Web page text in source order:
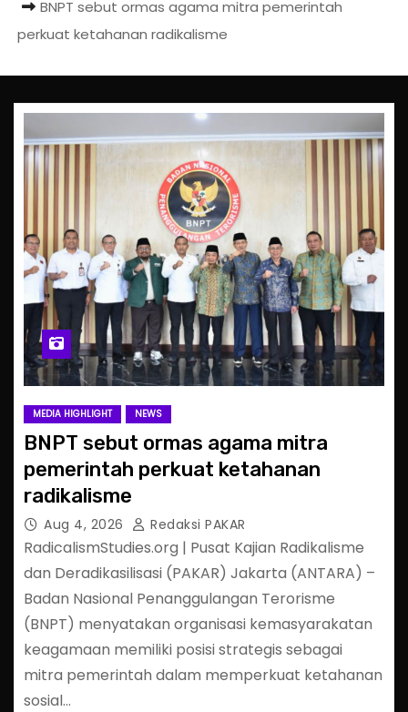
BNPT sebut ormas agama mitra pemerintah
perkuat ketahanan radikalisme
MEDIA HIGHLIGHT NEWS
BNPT sebut ormas agama mitra
pemerintah perkuat ketahanan
radikalisme
Aug 4, 2026 Redaksi PAKAR
RadicalismStudies.org | Pusat Kajian Radikalisme
dan Deradikasilisasi (PAKAR) Jakarta (ANTARA) –
Badan Nasional Penanggulangan Terorisme
(BNPT) menyatakan organisasi kemasyarakatan
keagamaan memiliki posisi strategis sebagai
mitra pemerintah dalam memperkuat ketahanan
sosial…